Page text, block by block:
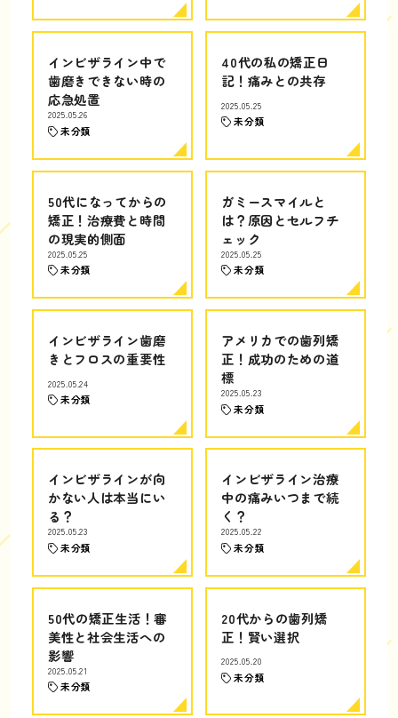
インビザライン中で
歯磨きできない時の
応急処置
2025.05.26
未分類
40代の私の矯正日
記！痛みとの共存
2025.05.25
未分類
50代になってからの
矯正！治療費と時間
の現実的側面
2025.05.25
未分類
ガミースマイルと
は？原因とセルフチ
ェック
2025.05.25
未分類
インビザライン歯磨
きとフロスの重要性
2025.05.24
未分類
アメリカでの歯列矯
正！成功のための道
標
2025.05.23
未分類
インビザラインが向
かない人は本当にい
る？
2025.05.23
未分類
インビザライン治療
中の痛みいつまで続
く？
2025.05.22
未分類
50代の矯正生活！審
美性と社会生活への
影響
2025.05.21
未分類
20代からの歯列矯
正！賢い選択
2025.05.20
未分類